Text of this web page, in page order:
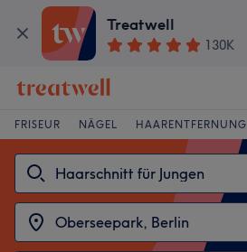
Treatwell
130K
FRISEUR NÄGEL HAARENTFERNUNG